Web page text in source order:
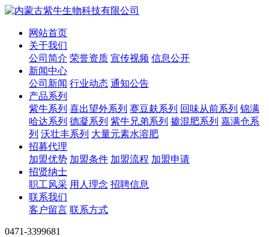
网站首页
关于我们
公司简介 荣誉资质 宣传视频 信息公开
新闻中心
公司新闻 行业动态 通知公告
产品系列
紫牛系列 喜出望外系列 赛豆麸系列 回味从前系列 锦满
哈达系列 德凝系列 紫牛兄弟系列 掺混肥系列 嘉满仓系
列 沃壮丰系列 大量元素水溶肥
招募代理
加盟优势 加盟条件 加盟流程 加盟申请
招贤纳士
职工风采 用人理念 招聘信息
联系我们
客户留言 联系方式
0471-3399681